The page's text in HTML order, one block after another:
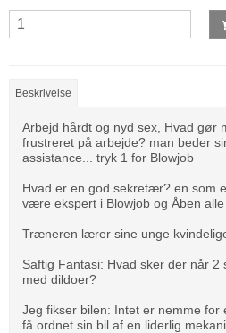
Beskrivelse
Arbejd hårdt og nyd sex, Hvad gør
frustreret på arbejde? man beder
assistance... tryk 1 for Blowjob
Hvad er en god sekretær? en som
være ekspert i Blowjob og Åben
Træneren lærer sine unge
Saftig Fantasi: Hvad sker der når
med dildoer?
Jeg fikser bilen: Intet er nemme for
få ordnet sin bil af en liderlig